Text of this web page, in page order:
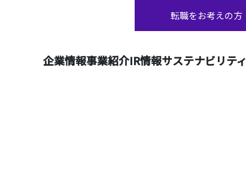
転職をお考えの方
企業情報事業紹介IR情報サステナビリティ